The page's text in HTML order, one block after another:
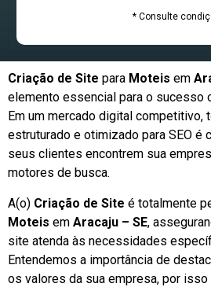
* Consulte
Criação de Site para Moteis em
elemento essencial para o sucesso
Em um mercado digital competitivo,
estruturado e otimizado para SEO é
seus clientes encontrem sua
motores de busca.
A(o) Criação de Site é totalmente
Moteis em Aracaju – SE,
site atenda às necessidades
Entendemos a importância de
os valores da sua empresa, por